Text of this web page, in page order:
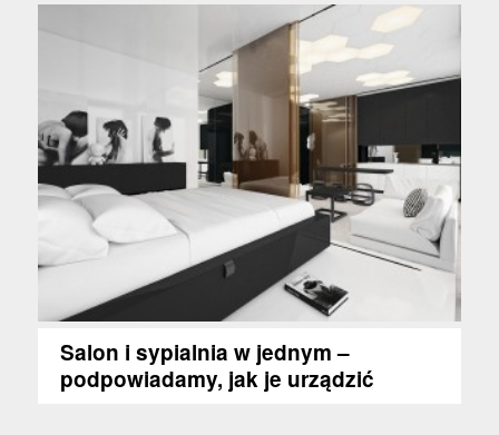
Salon i sypialnia w jednym –
podpowiadamy, jak je urządzić